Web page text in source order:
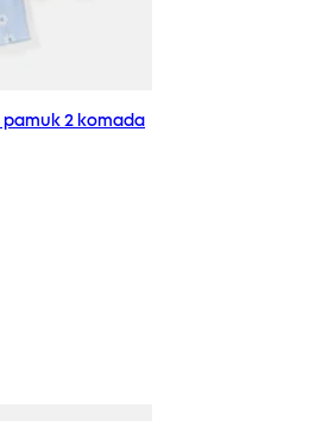
pamuk 2 komada